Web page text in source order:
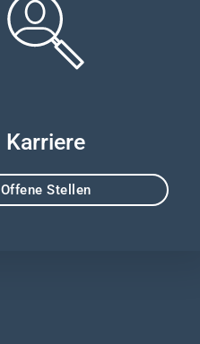
Karriere
Offene Stellen